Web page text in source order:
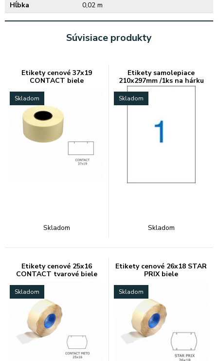
Hĺbka
0,02 m
Súvisiace produkty
Etikety cenové 37x19
CONTACT biele
Skladom
Skladom
Etikety samolepiace
210x297mm /1ks na hárku
A4
Skladom
Skladom
Etikety cenové 25x16
CONTACT tvarové biele
Skladom
Etikety cenové 26x18 STAR
PRIX biele
Skladom